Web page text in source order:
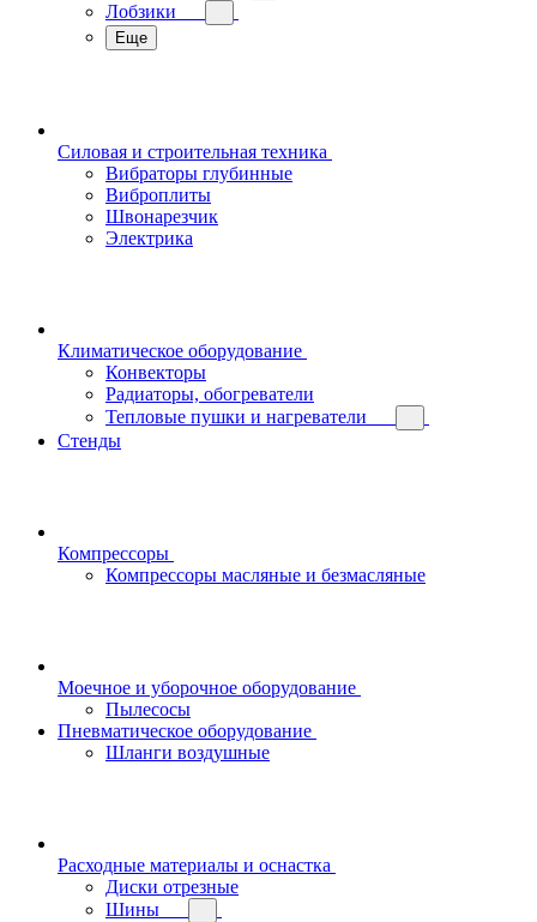
Лобзики
Еще
Силовая и строительная техника
Вибраторы глубинные
Виброплиты
Швонарезчик
Электрика
Климатическое оборудование
Конвекторы
Радиаторы, обогреватели
Тепловые пушки и нагреватели
Стенды
Компрессоры
Компрессоры масляные и безмасляные
Моечное и уборочное оборудование
Пылесосы
Пневматическое оборудование
Шланги воздушные
Расходные материалы и оснастка
Диски отрезные
Шины